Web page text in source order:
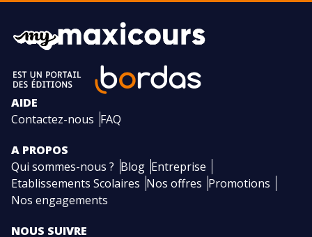
AIDE
Contactez-nous FAQ
A PROPOS
Qui sommes-nous ? Blog Entreprise
Etablissements Scolaires Nos offres Promotions
Nos engagements
NOUS SUIVRE